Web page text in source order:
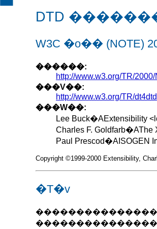
DTD
W3C �o�� (NOTE)
������:
http://www.w3.org/TR/
���V��:
http://www.w3.org/TR/dt4dtd
���W��:
Lee Buck�AExtensibility
Charles F. Goldfarb�AThe
Paul Prescod�AISOGEN
Copyright ©1999-2000 Extensibility,
�T�v